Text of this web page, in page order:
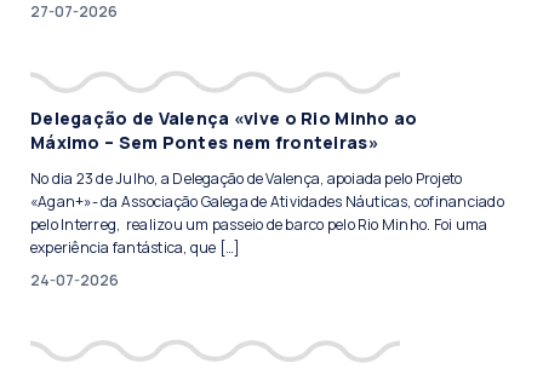
27-07-2026
Delegação de Valença «vive o Rio Minho ao
Máximo – Sem Pontes nem fronteiras»
No dia 23 de Julho, a Delegação de Valença, apoiada pelo Projeto
«Agan+»- da Associação Galega de Atividades Náuticas, cofinanciado
pelo Interreg, realizou um passeio de barco pelo Rio Minho. Foi uma
experiência fantástica, que […]
24-07-2026